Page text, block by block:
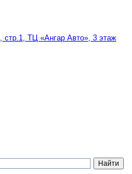
стр.1, ТЦ «Ангар Авто» , 3 этаж